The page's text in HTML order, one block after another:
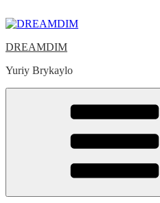
to
DREAMDIM
Yuriy Brykaylo